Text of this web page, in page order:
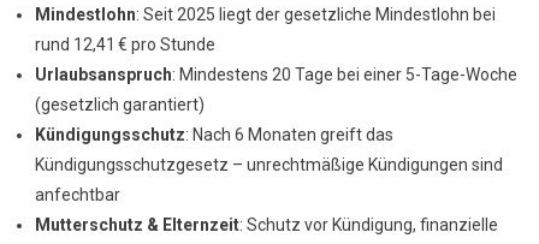
Mindestlohn: Seit 2025 liegt der gesetzliche Mindestlohn bei
rund 12,41 € pro Stunde
Urlaubsanspruch: Mindestens 20 Tage bei einer 5-Tage-Woche
(gesetzlich garantiert)
Kündigungsschutz: Nach 6 Monaten greift das
Kündigungsschutzgesetz – unrechtmäßige Kündigungen sind
anfechtbar
Mutterschutz & Elternzeit: Schutz vor Kündigung, finanzielle